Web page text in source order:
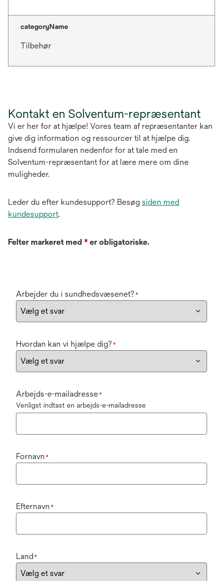
categoryName
Tilbehør
Kontakt en Solventum-repræsentant
Vi er her for at hjælpe! Vores team af repræsentanter kan
give dig information og ressourcer til at hjælpe dig.
Indsend formularen nedenfor for at tale med en
Solventum-repræsentant for at lære mere om dine
muligheder.
Leder du efter kundesupport? Besøg siden med
kundesupport.
Felter markeret med * er obligatoriske.
Arbejder du i sundhedsvæsenet? *
Hvordan kan vi hjælpe dig? *
Arbejds-e-mailadresse*
Venligst indtast en arbejds-e-mailadresse
Fornavn *
Efternavn *
Land*